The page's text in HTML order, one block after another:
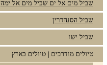
שביל מים אל ים שביל מים אל ימה
שביל הסנהדרין
שביל ישו
טיולים מודרכים | טיולים בארץ